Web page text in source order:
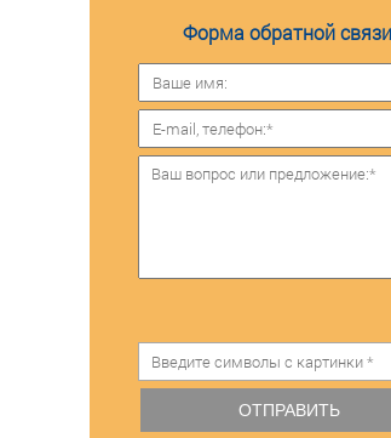
Форма обратной
ОТПРАВИТЬ